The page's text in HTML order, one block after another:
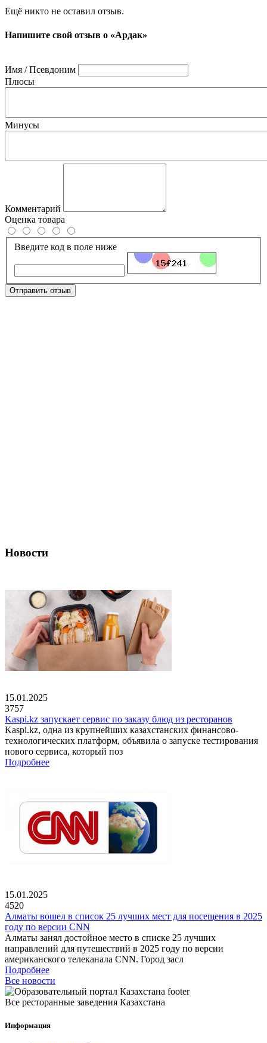
Ещё никто не оставил отзыв.
Напишите свой отзыв о «Ардак»
Имя / Псевдоним
Плюсы
Минусы
Комментарий
Оценка товара
Введите код в поле ниже
Отправить отзыв
Новости
15.01.2025
3757
Kaspi.kz запускает сервис по заказу блюд из ресторанов
Kaspi.kz, одна из крупнейших казахстанских финансово-
технологических платформ, объявила о запуске тестирования
нового сервиса, который поз
Подробнее
15.01.2025
4520
Алматы вошел в список 25 лучших мест для посещения в 2025
году по версии CNN
Алматы занял достойное место в списке 25 лучших
направлений для путешествий в 2025 году по версии
американского телеканала CNN. Город засл
Подробнее
Все новости
Все ресторанные заведения Казахстана
Информация